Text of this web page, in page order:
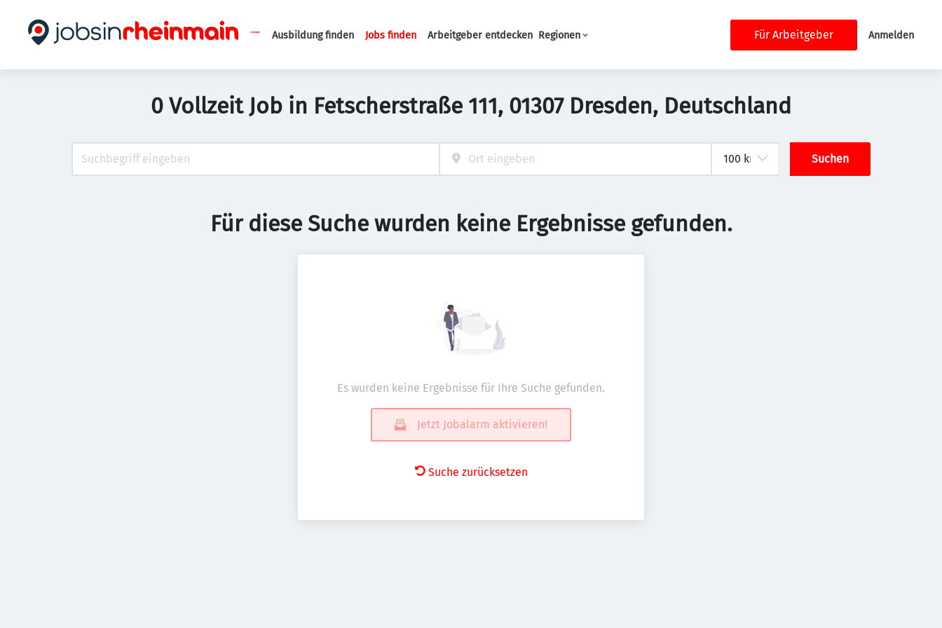
Haupt-Navigation
Ausbildung finden Jobs finden Arbeitgeber entdecken Regionen Für Arbeitgeber Anmelden
0 Vollzeit Job in Fetscherstraße 111, 01307 Dresden, Deutschland
Suchen
Für diese Suche wurden keine Ergebnisse gefunden.
Es wurden keine Ergebnisse für Ihre Suche gefunden.
Jetzt Jobalarm aktivieren!
Suche zurücksetzen